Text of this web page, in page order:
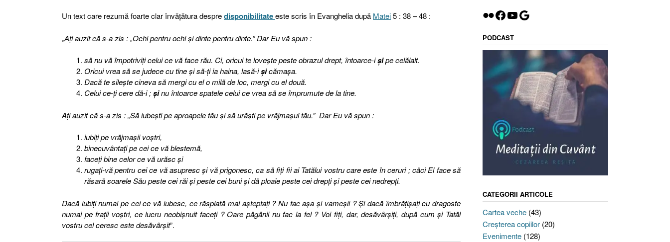
Un text care rezumă foarte clar învăţătura despredisponibilitateeste scris în Evanghelia după Matei5 : 38 – 48 :
„Aţi auzit că s-a zis : „Ochi pentru ochi şi dinte pentru dinte.” Dar Eu vă spun :
să nu vă împotriviţi celui ce vă face rău. Ci, oricui te loveşte peste obrazul drept, întoarce-işipe celălalt.
Oricui vrea să se judece cu tine şi să-ţi ia haina, lasă-işicămaşa.
Dacă te sileşte cineva să mergi cu el o milă de loc, mergi cu el două.
Celui ce-ţi cere dă-i ;şinu întoarce spatele celui ce vrea să se împrumute de la tine.
Aţi auzit că s-a zis : „Să iubeşti pe aproapele tău şi să urăşti pe vrăjmaşul tău.” Dar Eu vă spun :
iubiţi pe vrăjmaşii voştri,
binecuvântaţi pe cei ce vă blestemă,
faceţi bine celor ce vă urăsc şi
rugaţi-vă pentru cei ce vă asupresc şi vă prigonesc, ca să fiţi fii ai Tatălui vostru care este în ceruri ; căci El face să
răsară soarele Său peste cei răi şi peste cei buni şi dă ploaie peste cei drepţi şi peste cei nedrepţi.
Dacă iubiţi numai pe cei ce vă iubesc, ce răsplată mai aşteptaţi ? Nu fac aşa şi vameşii ? Şi dacă îmbrăţişaţi cu dragoste
numai pe fraţii voştri, ce lucru neobişnuit faceţi ? Oare păgânii nu fac la fel ? Voi fiţi, dar, desăvârşiţi, după cum şi Tatăl
vostru cel ceresc este desăvârşit”.
Flickr
Facebook
YouTube
Google
PODCAST
CATEGORII ARTICOLE
Cartea veche(43)
Creşterea copiilor(20)
Evenimente(128)